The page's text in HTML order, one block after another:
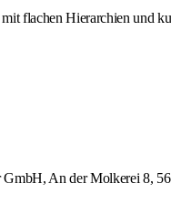
flachen Hierarchien und
An der Molkerei 8,